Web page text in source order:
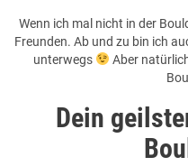
Wenn ich mal nicht in der
Freunden. Ab und zu bin ich
unterwegs
Aber
Dein